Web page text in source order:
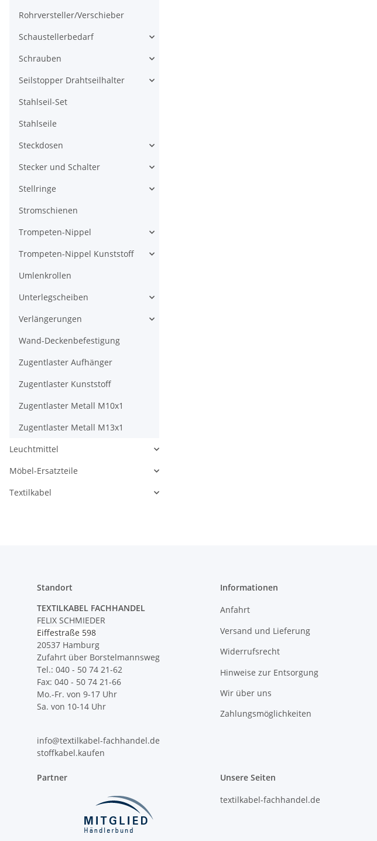
Rohrversteller/Verschieber
Schaustellerbedarf
Schrauben
Seilstopper Drahtseilhalter
Stahlseil-Set
Stahlseile
Steckdosen
Stecker und Schalter
Stellringe
Stromschienen
Trompeten-Nippel
Trompeten-Nippel Kunststoff
Umlenkrollen
Unterlegscheiben
Verlängerungen
Wand-Deckenbefestigung
Zugentlaster Aufhänger
Zugentlaster Kunststoff
Zugentlaster Metall M10x1
Zugentlaster Metall M13x1
Leuchtmittel
Möbel-Ersatzteile
Textilkabel
Standort
TEXTILKABEL FACHHANDEL
FELIX SCHMIEDER
Eiffestraße 598
20537 Hamburg
Zufahrt über Borstelmannsweg
Tel.: 040 - 50 74 21-62
Fax: 040 - 50 74 21-66
Mo.-Fr. von 9-17 Uhr
Sa. von 10-14 Uhr
info@textilkabel-fachhandel.de
stoffkabel.kaufen
Informationen
Anfahrt
Versand und Lieferung
Widerrufsrecht
Hinweise zur Entsorgung
Wir über uns
Zahlungsmöglichkeiten
Partner Unsere Seiten
textilkabel-fachhandel.de